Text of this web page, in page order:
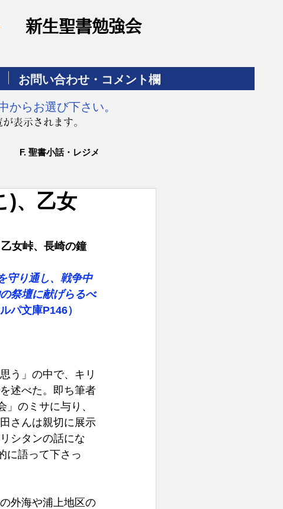
​新生聖書勉強会
お問い合わせ・コメント欄
らお選び下さい。
表示されます。
F. 聖書小話・レジメ
)、乙女
女峠、長崎の鐘
守り通し、戦争中
祭壇に献げらるべ
パ文庫P146）
う」の中で、キリ
述べた。即ち筆者
のミサに与り、
さんは親切に展示
シタンの話にな
に語って下さっ
外海や浦上地区の